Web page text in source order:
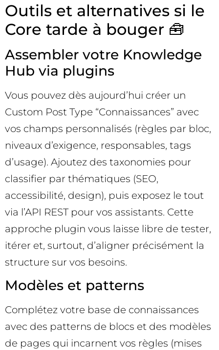
Outils et alternatives si le
Core tarde à bouger 🧰
Assembler votre Knowledge
Hub via plugins
Vous pouvez dès aujourd’hui créer un
Custom Post Type “Connaissances” avec
vos champs personnalisés (règles par bloc,
niveaux d’exigence, responsables, tags
d’usage). Ajoutez des taxonomies pour
classifier par thématiques (SEO,
accessibilité, design), puis exposez le tout
via l’API REST pour vos assistants. Cette
approche plugin vous laisse libre de tester,
itérer et, surtout, d’aligner précisément la
structure sur vos besoins.
Modèles et patterns
Complétez votre base de connaissances
avec des patterns de blocs et des modèles
de pages qui incarnent vos règles (mises